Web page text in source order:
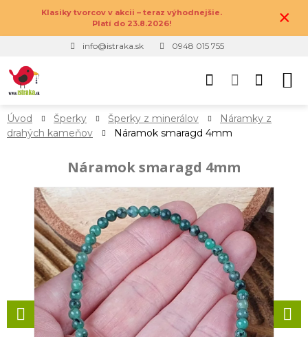
Klasiky tvorcov v akcii – teraz výhodnejšie.
Platí do 23.8.2026!
×
info@istraka.sk 0948 015 755
Úvod Šperky Šperky z minerálov
Náramky z
drahých kameňov
Náramok smaragd 4mm
Náramok smaragd 4mm